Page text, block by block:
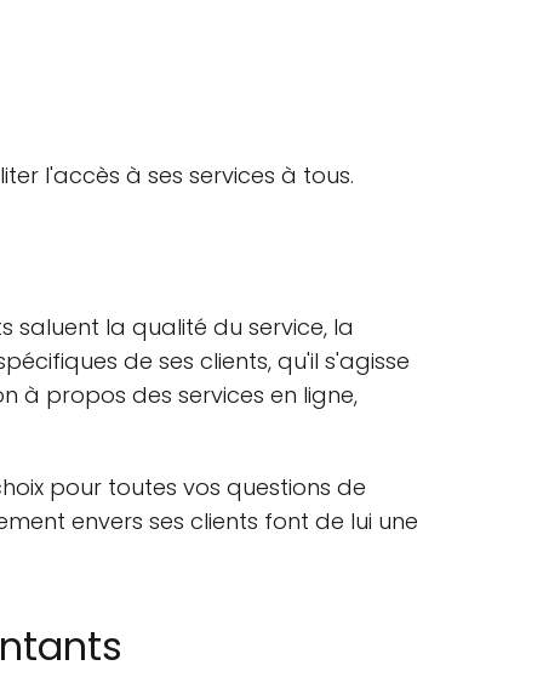
l'accès à ses services à tous.
saluent la qualité du service, la
de ses clients, qu'il s'agisse
à propos des services en ligne,
pour toutes vos questions de
envers ses clients font de lui une